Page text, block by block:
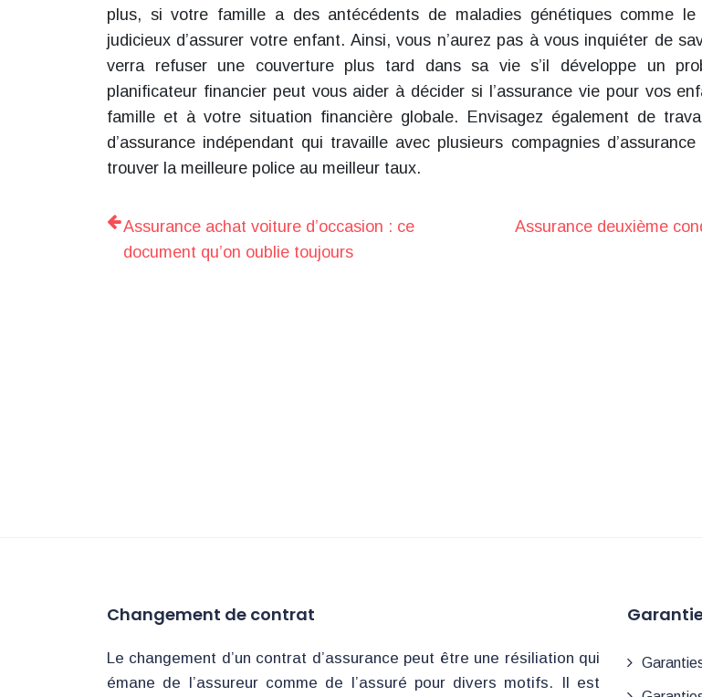
plus, si votre famille a des antécédents de maladies génétiques comme
judicieux d’assurer votre enfant. Ainsi, vous n’aurez pas à vous inquiéter de
verra refuser une couverture plus tard dans sa vie s’il développe un
planificateur financier peut vous aider à décider si l’assurance vie pour vos
famille et à votre situation financière globale. Envisagez également de
d’assurance indépendant qui travaille avec plusieurs compagnies
trouver la meilleure police au meilleur taux.
Assurance achat voiture d’occasion : ce
document qu’on oublie toujours
Assurance deuxième
Changement de contrat
Le changement d’un contrat d’assurance peut être une résiliation qui
émane de l’assureur comme de l’assuré pour divers motifs. Il est